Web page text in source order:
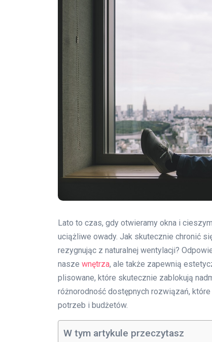
Lato to czas, gdy otwieramy okna i
uciążliwe owady. Jak skutecznie chronić
rezygnując z naturalnej wentylacji?
nasze wnętrza, ale także zapewnią
plisowane, które skutecznie zablokują
różnorodność dostępnych rozwiązań,
potrzeb i budżetów.
W tym artykule przeczytasz